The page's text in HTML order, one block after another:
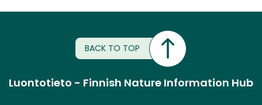
BACK TO TOP
Luontotieto - Finnish Nature Information Hub